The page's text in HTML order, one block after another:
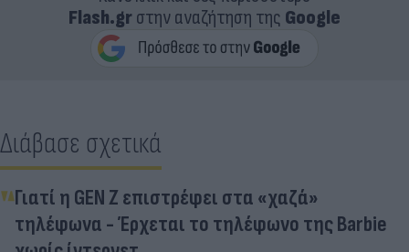
Flash.grστην αναζήτηση της Google
Διάβασε σχετικά
Γιατί η GEN Z επιστρέφει στα «χαζά»
τηλέφωνα - Έρχεται το τηλέφωνο της Barbie